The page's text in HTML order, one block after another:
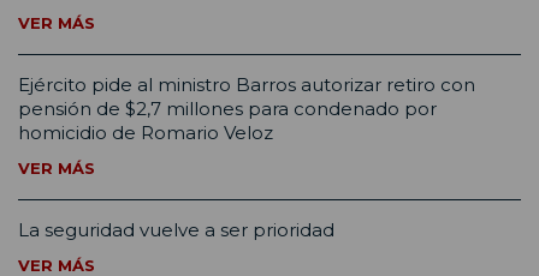
VER MÁS
Ejército pide al ministro Barros autorizar retiro con
pensión de $2,7 millones para condenado por
homicidio de Romario Veloz
VER MÁS
La seguridad vuelve a ser prioridad
VER MÁS